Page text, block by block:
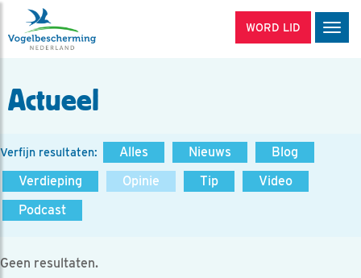
WORD LID
Actueel
Verfijn resultaten: Alles Nieuws
Blog
Verdieping
Opinie Tip
Video
Podcast
Geen resultaten.